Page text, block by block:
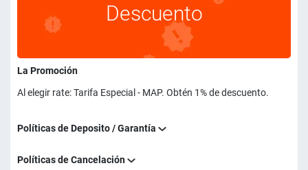
Descuento
La Promoción
Al elegir rate: Tarifa Especial - MAP. Obtén 1% de descuento.
Políticas de Deposito / Garantía
Políticas de Cancelación